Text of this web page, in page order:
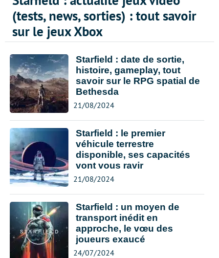
(tests, news, sorties) : tout savoir
sur le jeux Xbox
Starfield : date de sortie,
histoire, gameplay, tout
savoir sur le RPG spatial de
Bethesda
21/08/2024
Starfield : le premier
véhicule terrestre
disponible, ses capacités
vont vous ravir
21/08/2024
Starfield : un moyen de
transport inédit en
approche, le vœu des
joueurs exaucé
24/07/2024